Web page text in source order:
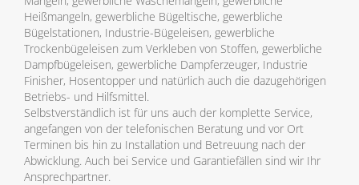
Heißmangeln, gewerbliche Bügeltische, gewerbliche
Bügelstationen, Industrie-Bügeleisen, gewerbliche
Trockenbügeleisen zum Verkleben von Stoffen, gewerbliche
Dampfbügeleisen, gewerbliche Dampferzeuger, Industrie
Finisher, Hosentopper und natürlich auch die dazugehörigen
Betriebs- und Hilfsmittel.
Selbstverständlich ist für uns auch der komplette Service,
angefangen von der telefonischen Beratung und vor Ort
Terminen bis hin zu Installation und Betreuung nach der
Abwicklung. Auch bei Service und Garantiefällen sind wir Ihr
Ansprechpartner.